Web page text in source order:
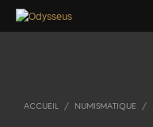
ACCUEIL / NUMISMATIQUE /